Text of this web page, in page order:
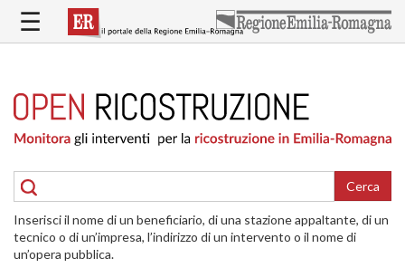
contenuto
RICOSTRUZIONE
PUBBLICA
DELLE
ABITAZIONI
RICOSTRUZIONE
ATTIVITÀ
☰
Cerca
Inserisci il nome di un beneficiario, di una stazione appaltante, di un
tecnico o di un’impresa, l’indirizzo di un intervento o il nome di
un’opera pubblica.